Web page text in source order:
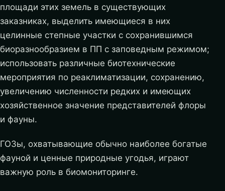
площади этих земель в существующих
заказниках, выделить имеющиеся в них
целинные степные участки с сохранившимся
биоразнообразием в ПП с заповедным режимом;
использовать различные биотехнические
мероприятия по реаклиматизации, сохранению,
увеличению численности редких и имеющих
хозяйственное значение представителей флоры
и фауны.
ГОЗы, охватывающие обычно наиболее богатые
фауной и ценные природные угодья, играют
важную роль в биомониторинге.